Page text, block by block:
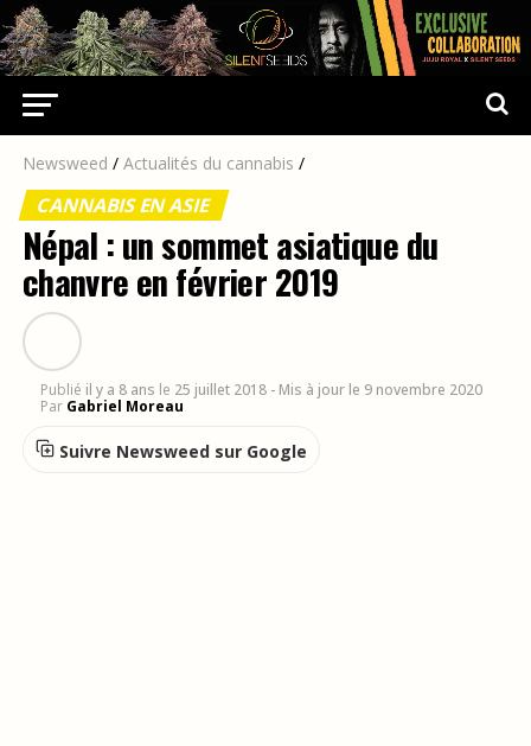
Newsweed / Actualités du cannabis /
CANNABIS EN ASIE
Népal : un sommet asiatique du
chanvre en février 2019
Publié il y a 8 ans le 25 juillet 2018 - Mis à jour le 9 novembre 2020
Par Gabriel Moreau
Suivre Newsweed sur Google